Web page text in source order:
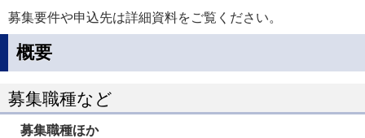
募集要件や申込先は詳細資料をご覧ください。
概要
募集職種など
募集職種ほか